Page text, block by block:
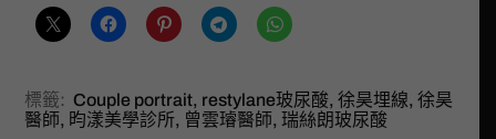
標籤: Couple portrait, restylane玻尿酸, 徐昊埋線, 徐昊
醫師, 昀漾美學診所, 曾雲璿醫師, 瑞絲朗玻尿酸